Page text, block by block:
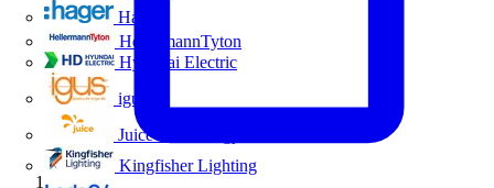
Hager
HellermannTyton
Hyundai Electric
igus
Juice Technology
Kingfisher Lighting